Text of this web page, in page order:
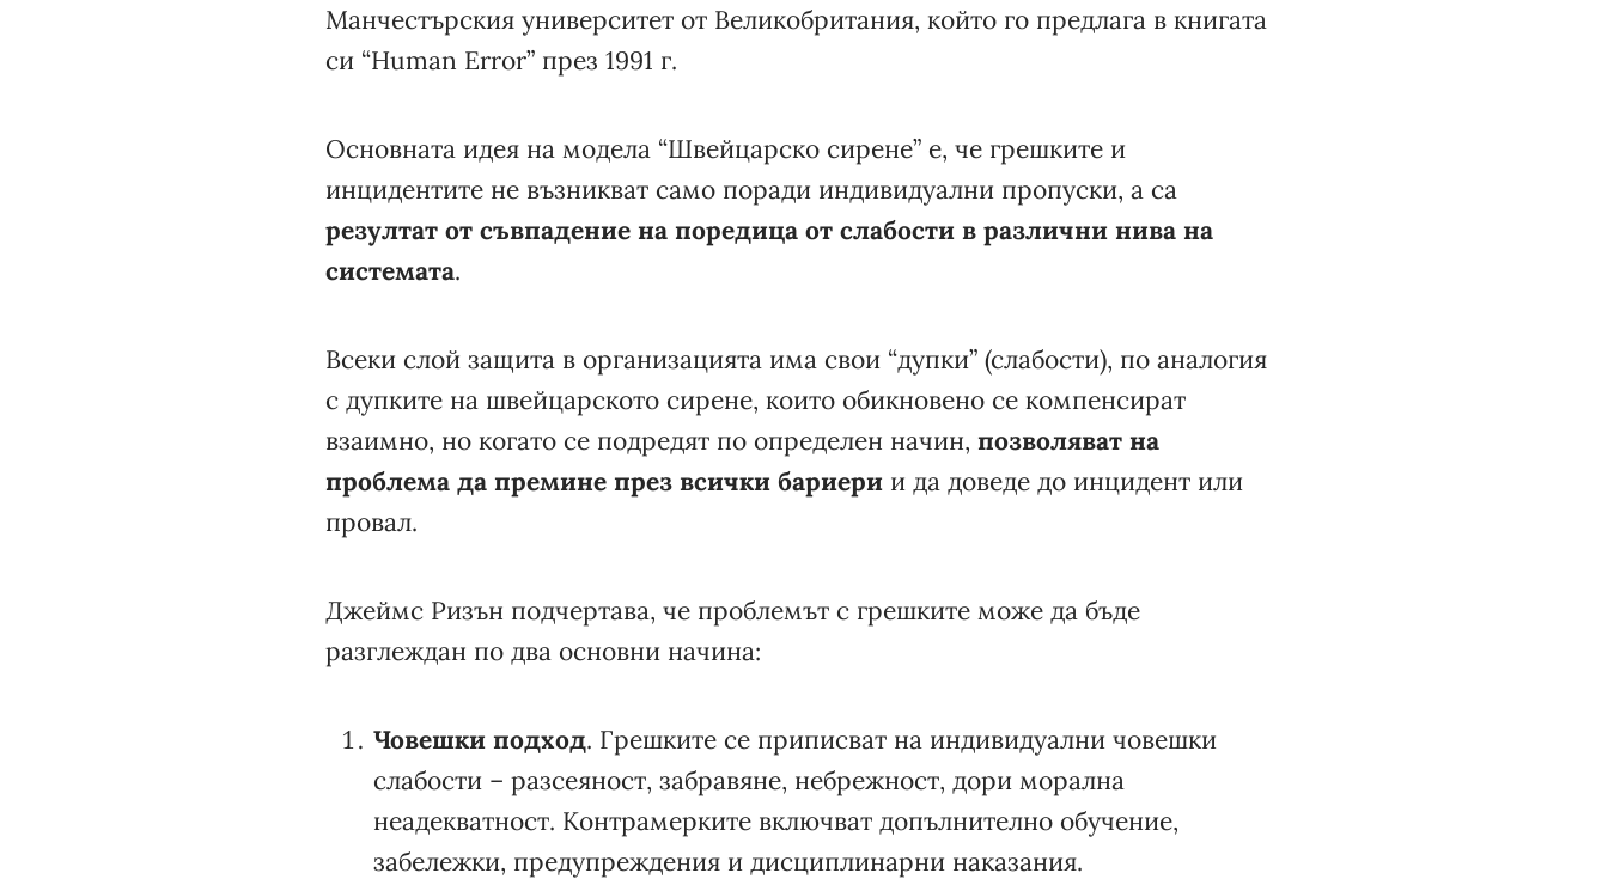
Манчестърския университет от Великобритания, който го предлага в книгата
си “Human Error” през 1991 г.
Основната идея на модела “Швейцарско сирене” е, че грешките и
инцидентите не възникват само поради индивидуални пропуски, а са
резултат от съвпадение на поредица от слабости в различни нива на
системата.
Всеки слой защита в организацията има свои “дупки” (слабости), по аналогия
с дупките на швейцарското сирене, които обикновено се компенсират
взаимно, но когато се подредят по определен начин, позволяват на
проблема да премине през всички бариери и да доведе до инцидент или
провал.
Джеймс Ризън подчертава, че проблемът с грешките може да бъде
разглеждан по два основни начина:
Човешки подход. Грешките се приписват на индивидуални човешки
слабости – разсеяност, забравяне, небрежност, дори морална
неадекватност. Контрамерките включват допълнително обучение,
забележки, предупреждения и дисциплинарни наказания.